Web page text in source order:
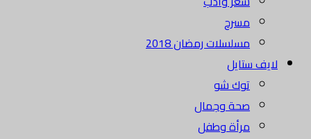
مسرح
مسلسلات رمضان 2018
لايف ستايل
توك شو
صحة وجمال
مرأة وطفل